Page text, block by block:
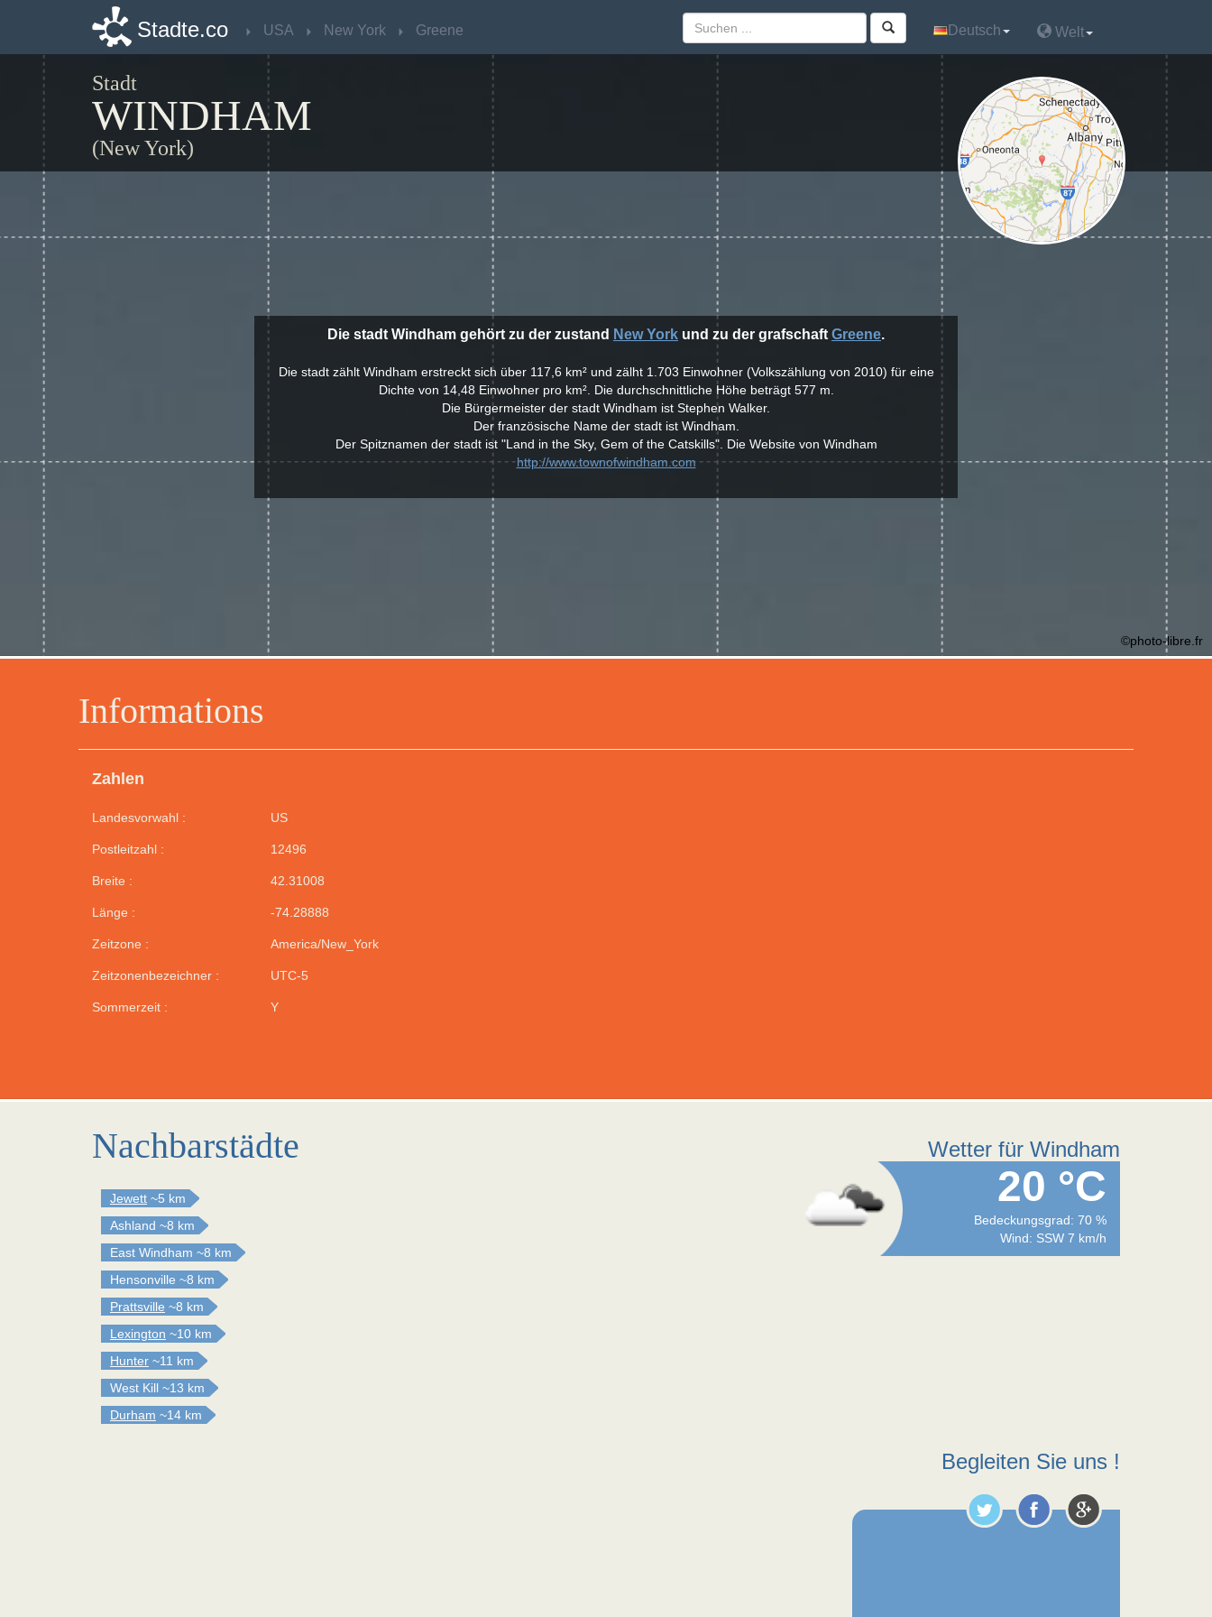
Stadte.co USA New York Greene Deutsch Welt
Stadt
WINDHAM
(New York)
Informations
Zahlen
Landesvorwahl : US
Postleitzahl : 12496
Breite : 42.31008
Länge : -74.28888
Zeitzone : America/New_York
Zeitzonenbezeichner : UTC-5
Sommerzeit : Y
Die stadt Windham gehört zu der zustand New York und zu der grafschaft Greene.
Die stadt zählt Windham erstreckt sich über 117,6 km² und zälht 1.703 Einwohner (Volkszählung von 2010) für eine
Dichte von 14,48 Einwohner pro km². Die durchschnittliche Höhe beträgt 577 m.
Die Bürgermeister der stadt Windham ist Stephen Walker.
Der französische Name der stadt ist Windham.
Der Spitznamen der stadt ist "Land in the Sky, Gem of the Catskills". Die Website von Windham
http://www.townofwindham.com
©photo-libre.fr
Nachbarstädte
Jewett ~5 km
Ashland ~8 km
East Windham ~8 km
Hensonville ~8 km
Prattsville ~8 km
Lexington ~10 km
Hunter ~11 km
West Kill ~13 km
Durham ~14 km
Wetter für Windham
20 °C
Bedeckungsgrad: 70 %
Wind: SSW 7 km/h
Begleiten Sie uns !
Stadte.co USA New York Greene Deutsch Welt